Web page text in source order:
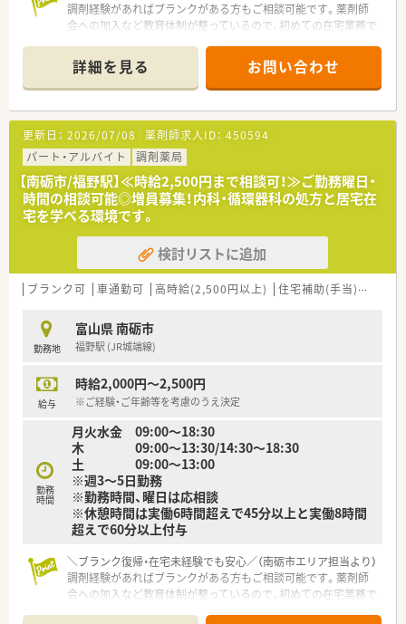
調剤経験があればブランクがある方もご相談可能です。薬剤師
会への加入など教育体制が整っているので、初めての在宅業務で
【店舗情報と応需状況について】
■最寄り駅から徒歩8分と通勤しやすく、車通勤も可能となって
いるため、ご自身の生活スタイルに合わせた通勤が可能です。
■近隣のクリニックから内科や循環器科の処方箋を1日あたり
50枚から60枚ほど応需しており、落ち着いて業務に取り組めま
す。
■外来調剤に加えて居宅の患者様への在宅業務も実施しており、
地域医療にしっかりと貢献できる体制が整っている店舗です。
【法人特徴について】
■調剤薬局の運営だけでなく、将来的にご自身の薬局を持ちたい
と考える薬剤師へ向けた独立開局支援事業にも取り組んでいま
す。
■これまでに15法人15名の独立を支援してきた確かな実績があ
す。
■自他共栄の精神を大切にしており、同じ志を持つ仲間同士で互
いに刺激し合いながら成長していける社風が大きな魅力です。
【職場環境と雰囲気】
■スタッフ同士のコミュニケーションが活発で、年齢や経験に関
す。
■高い目標を持つ前向きなスタッフが多く在籍しており、お互い
に切磋琢磨しながらスキルアップを目指せる活気ある職場で
す。
■薬剤師会への加入など教育制度が充実しているため、常に新し
い知識を吸収しながら専門性を高めていくことができる環境で
す。
詳細を見る お問い合わせ
更新日： 2026/07/08 薬剤師求人ID： 450594
パート・アルバイト
調剤薬局
【南砺市/福野駅】≪時給2,500円まで相談可！≫ご勤務曜日・
時間の相談可能◎増員募集！内科・循環器科の処方と居宅在
宅を学べる環境です。
検討リストに追加
ブランク可 車通勤可 高時給(2,500円以上) 住宅補助(手当)あり
勤務地
富山県 南砺市
福野駅 (JR城端線)
給与
時給2,000円～2,500円
※ご経験・ご年齢等を考慮のうえ決定
勤務
時間
月火水金 09:00～18:30
木 09:00～13:30/14:30～18:30
土 09:00～13:00
※週3～5日勤務
※勤務時間、曜日は応相談
※休憩時間は実働6時間超えで45分以上と実働8時間
超えで60分以上付与
＼ブランク復帰・在宅未経験でも安心／（南砺市エリア担当より）
調剤経験があればブランクがある方もご相談可能です。薬剤師
会への加入など教育体制が整っているので、初めての在宅業務で